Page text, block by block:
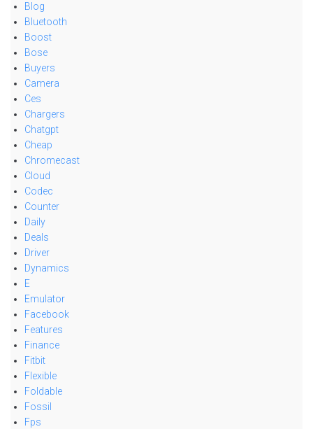
Blog
Bluetooth
Boost
Bose
Buyers
Camera
Ces
Chargers
Chatgpt
Cheap
Chromecast
Cloud
Codec
Counter
Daily
Deals
Driver
Dynamics
E
Emulator
Facebook
Features
Finance
Fitbit
Flexible
Foldable
Fossil
Fps